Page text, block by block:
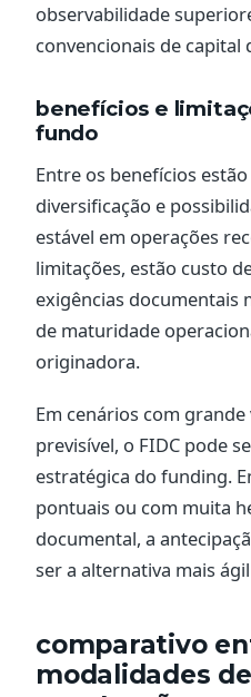
observabilidade
convencionais de capital
benefícios e
fundo
Entre os benefícios
diversificação e
estável em operações
limitações, estão custo
exigências documentais
de maturidade
originadora.
Em cenários com
previsível, o FIDC pode
estratégica do funding.
pontuais ou com muita
documental, a
ser a alternativa mais
comparativo
modalidades